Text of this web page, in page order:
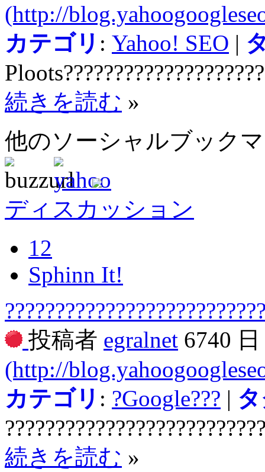
(http://
カテゴリ : Yahoo! SEO |
続きを読む »
他のソーシャルブック
ディスカッション
12
Sphinn It!
投稿者 egralnet 6740
(http://
カテゴリ : ?Google??? |
続きを読む »